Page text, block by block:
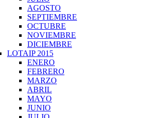
AGOSTO
SEPTIEMBRE
OCTUBRE
NOVIEMBRE
DICIEMBRE
LOTAIP 2015
ENERO
FEBRERO
MARZO
ABRIL
MAYO
JUNIO